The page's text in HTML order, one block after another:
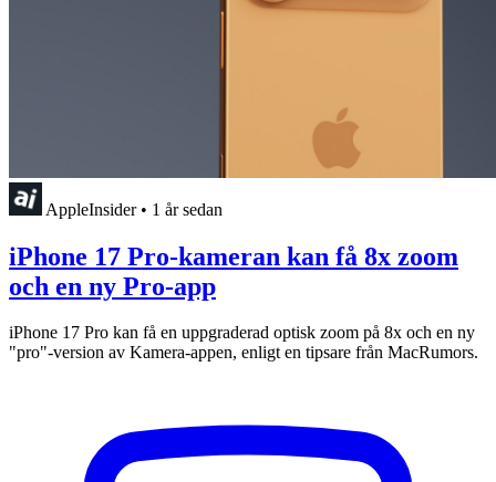
AppleInsider • 1 år sedan
iPhone 17 Pro-kameran kan få 8x zoom
och en ny Pro-app
iPhone 17 Pro kan få en uppgraderad optisk zoom på 8x och en ny
"pro"-version av Kamera-appen, enligt en tipsare från MacRumors.